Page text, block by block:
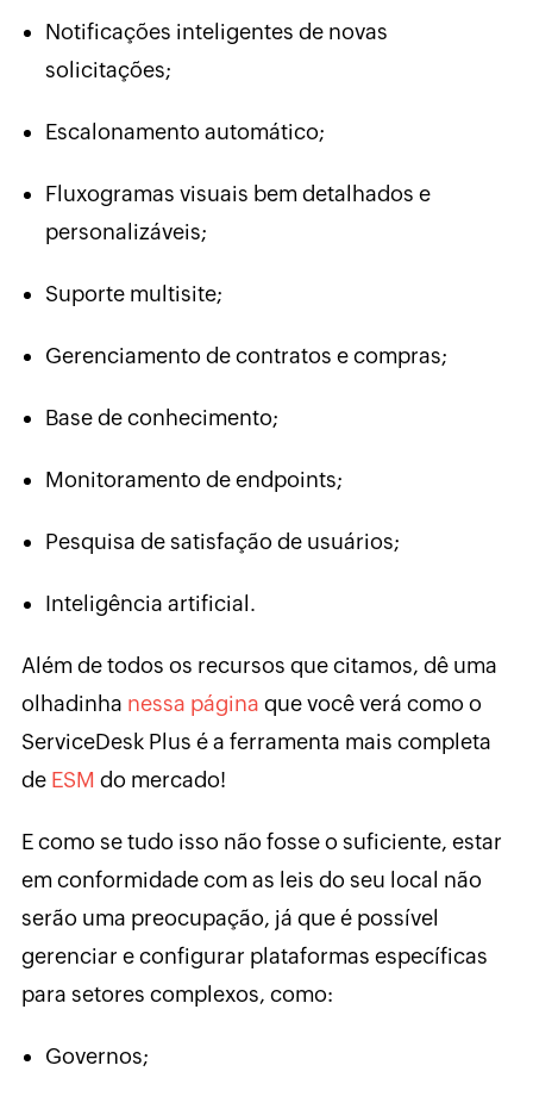
Notificações inteligentes de novas
solicitações;
Escalonamento automático;
Fluxogramas visuais bem detalhados e
personalizáveis;
Suporte multisite;
Gerenciamento de contratos e compras;
Base de conhecimento;
Monitoramento de endpoints;
Pesquisa de satisfação de usuários;
Inteligência artificial.
Além de todos os recursos que citamos, dê uma
olhadinha nessa página que você verá como o
ServiceDesk Plus é a ferramenta mais completa
de ESM do mercado!
E como se tudo isso não fosse o suficiente, estar
em conformidade com as leis do seu local não
serão uma preocupação, já que é possível
gerenciar e configurar plataformas específicas
para setores complexos, como:
Governos;